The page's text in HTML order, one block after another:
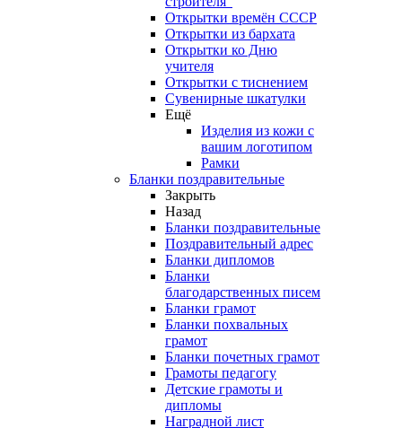
Открытки времён СССР
Открытки из бархата
Открытки ко Дню
учителя
Открытки с тиснением
Сувенирные шкатулки
Ещё
Изделия из кожи с
вашим логотипом
Рамки
Бланки поздравительные
Закрыть
Назад
Бланки поздравительные
Поздравительный адрес
Бланки дипломов
Бланки
благодарственных писем
Бланки грамот
Бланки похвальных
грамот
Бланки почетных грамот
Грамоты педагогу
Детские грамоты и
дипломы
Наградной лист